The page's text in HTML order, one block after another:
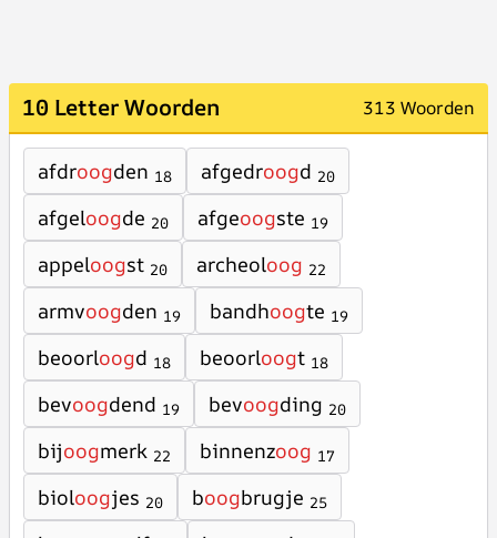
10 Letter Woorden 313 Woorden
afdroogden 18 afgedroogd 20
afgeloogde 20 afgeoogste 19
appeloogst 20 archeoloog 22
armvoogden 19 bandhoogte 19
beoorloogd 18 beoorloogt 18
bevoogdend 19 bevoogding 20
bijoogmerk 22 binnenzoog 17
bioloogjes 20 boogbrugje 25